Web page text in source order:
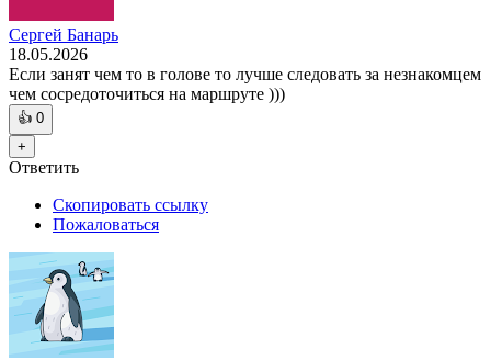
Сергей Банарь
18.05.2026
Если занят чем то в голове то лучше следовать за незнакомцем
чем сосредоточиться на маршруте )))
👍 0
+
Ответить
Скопировать ссылку
Пожаловаться